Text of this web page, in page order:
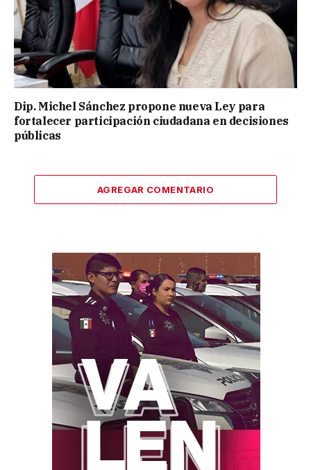
Dip. Michel Sánchez propone nueva Ley para
fortalecer participación ciudadana en decisiones
públicas
AGREGAR COMENTARIO